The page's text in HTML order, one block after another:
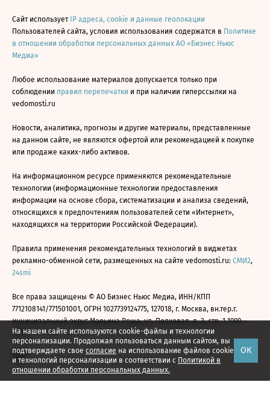
На нашем сайте используются cookie-файлы и технологии
персонализации. Продолжая пользоваться данным сайтом, вы
подтверждаете свое согласие на использование файлов cookie
и технологий персонализации в соответствии с Политикой в
отношении обработки персональных данных.
ОК
Сайт использует IP адреса, cookie и данные геолокации
Пользователей сайта, условия использования содержатся в Политике
в отношении обработки персональных данных АО «Бизнес Ньюс
Медиа»
Любое использование материалов допускается только при
соблюдении правил перепечатки и при наличии гиперссылки на
vedomosti.ru
Новости, аналитика, прогнозы и другие материалы, представленные
на данном сайте, не являются офертой или рекомендацией к покупке
или продаже каких-либо активов.
На информационном ресурсе применяются рекомендательные
технологии (информационные технологии предоставления
информации на основе сбора, систематизации и анализа сведений,
относящихся к предпочтениям пользователей сети «Интернет»,
находящихся на территории Российской Федерации).
Правила применения рекомендательных технологий в виджетах
рекламно-обменной сети, размещенных на сайте vedomosti.ru: СМИ2,
24smi
Все права защищены © АО Бизнес Ньюс Медиа, ИНН/КПП
7712108141/771501001, ОГРН 1027739124775, 127018, г. Москва, вн.тер.г.
муниципальный округ Марьина Роща, ул. Полковая, д. 3, стр. 1 1999—
2026